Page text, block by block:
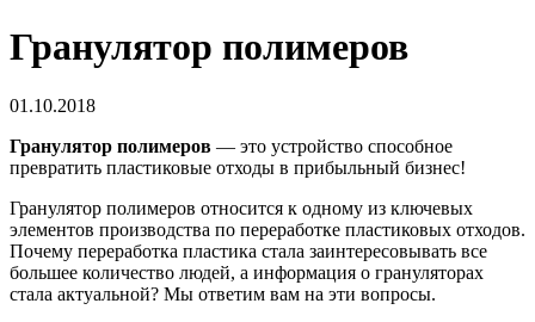
Гранулятор полимеров
01.10.2018
Гранулятор полимеров — это устройство способное
превратить пластиковые отходы в прибыльный бизнес!
Гранулятор полимеров относится к одному из ключевых
элементов производства по переработке пластиковых отходов.
Почему переработка пластика стала заинтересовывать все
большее количество людей, а информация о грануляторах
стала актуальной? Мы ответим вам на эти вопросы.